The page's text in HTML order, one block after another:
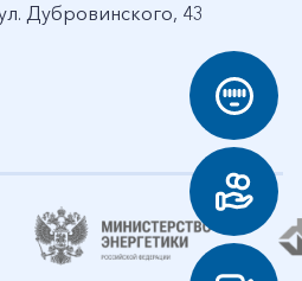
Дубровинского, 43